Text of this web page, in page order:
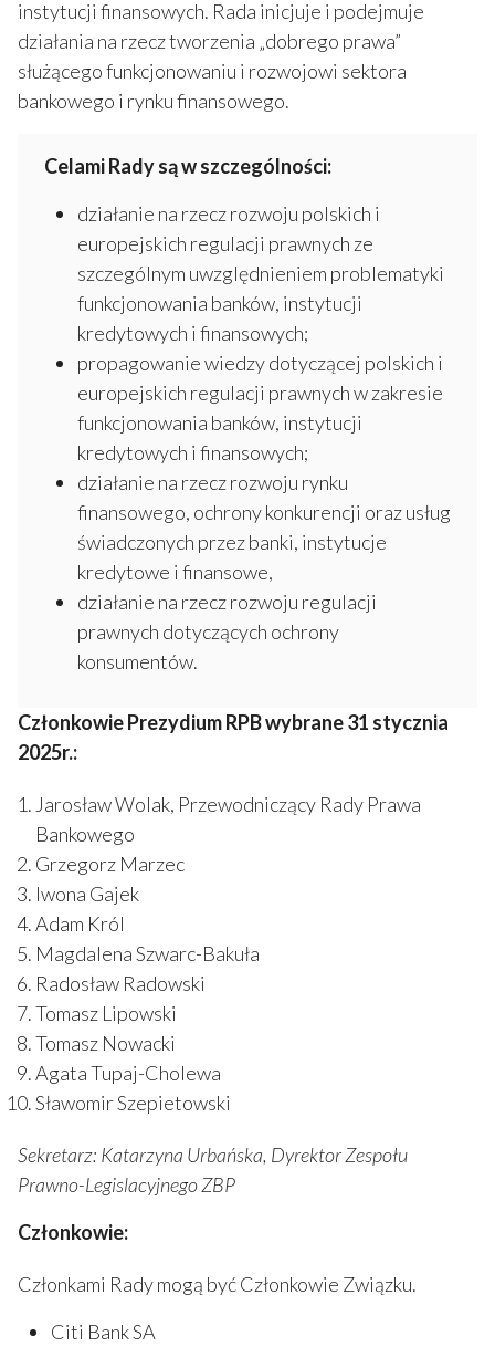
instytucji finansowych. Rada inicjuje i podejmuje
działania na rzecz tworzenia „dobrego prawa”
służącego funkcjonowaniu i rozwojowi sektora
bankowego i rynku finansowego.
Celami Rady są w szczególności:
działanie na rzecz rozwoju polskich i
europejskich regulacji prawnych ze
szczególnym uwzględnieniem problematyki
funkcjonowania banków, instytucji
kredytowych i finansowych;
propagowanie wiedzy dotyczącej polskich i
europejskich regulacji prawnych w zakresie
funkcjonowania banków, instytucji
kredytowych i finansowych;
działanie na rzecz rozwoju rynku
finansowego, ochrony konkurencji oraz usług
świadczonych przez banki, instytucje
kredytowe i finansowe,
działanie na rzecz rozwoju regulacji
prawnych dotyczących ochrony
konsumentów.
Członkowie Prezydium RPB wybrane 31 stycznia
2025r.:
Jarosław Wolak, Przewodniczący Rady Prawa
Bankowego
Grzegorz Marzec
Iwona Gajek
Adam Król
Magdalena Szwarc-Bakuła
Radosław Radowski
Tomasz Lipowski
Tomasz Nowacki
Agata Tupaj-Cholewa
Sławomir Szepietowski
Sekretarz: Katarzyna Urbańska, Dyrektor Zespołu
Prawno-Legislacyjnego ZBP
Członkowie:
Członkami Rady mogą być Członkowie Związku.
Citi Bank SA